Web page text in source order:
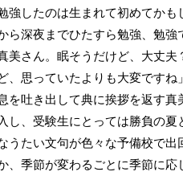
したのは生まれて初めてかも
深夜までひたすら勉強、勉強
美さん。眠そうだけど、大丈夫
、思っていたよりも大変ですね」
吐き出して典に挨拶を返す真
し、受験生にとっては勝負の夏
うたい文句が色々な予備校で
、季節が変わるごとに季節に